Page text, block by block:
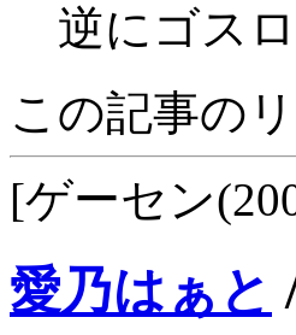
逆にゴス
この記事の
[ゲーセン
愛乃はぁと